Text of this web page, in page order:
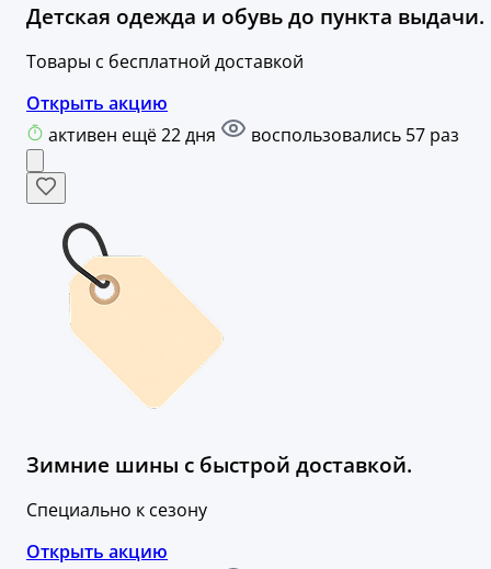
Детская одежда и обувь до пункта выдачи.
Товары с бесплатной доставкой
Открыть акцию
активен ещё 22 дня
воспользовались 57 раз
Зимние шины с быстрой доставкой.
Специально к сезону
Открыть акцию